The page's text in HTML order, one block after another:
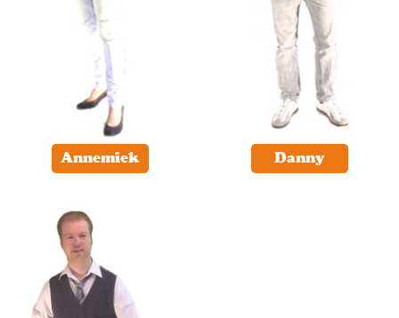
Annemiek Danny